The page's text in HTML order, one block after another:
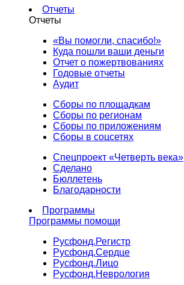
Отчеты
Отчеты
«Вы помогли, спасибо!»
Куда пошли ваши деньги
Отчет о пожертвованиях
Годовые отчеты
Аудит
Сборы по площадкам
Сборы по регионам
Сборы по приложениям
Сборы в соцсетях
Спецпроект «Четверть века»
Сделано
Бюллетень
Благодарности
Программы
Программы помощи
Русфонд.Регистр
Русфонд.Сердце
Русфонд.Лицо
Русфонд.Неврология